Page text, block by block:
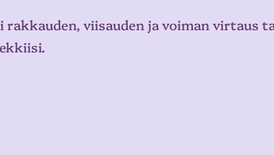
viisauden ja voiman virtaus